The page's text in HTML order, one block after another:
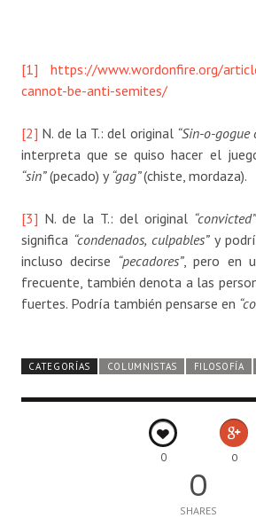
[1]
https://www.wordonfire.org/
cannot-be-anti-semites/
[2] N. de la T.: del original “Sin-o-gogue
interpreta que se quiso hacer el
“sin”(pecado) y“gag”(chiste, mordaza).
[3] N. de la T.: del original “convicted”
significa “condenados, culpables”y
incluso decirse “pecadores”, pero en
frecuente, también denota a las
fuertes. Podría también pensarse en
CATEGORÍAS COLUMNISTAS FILOSOFÍA
0 0
0
SHARES